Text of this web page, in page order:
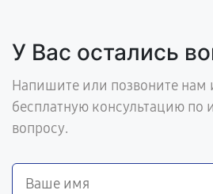
У Вас остались
Напишите или позвоните нам
бесплатную консультацию по
вопросу.